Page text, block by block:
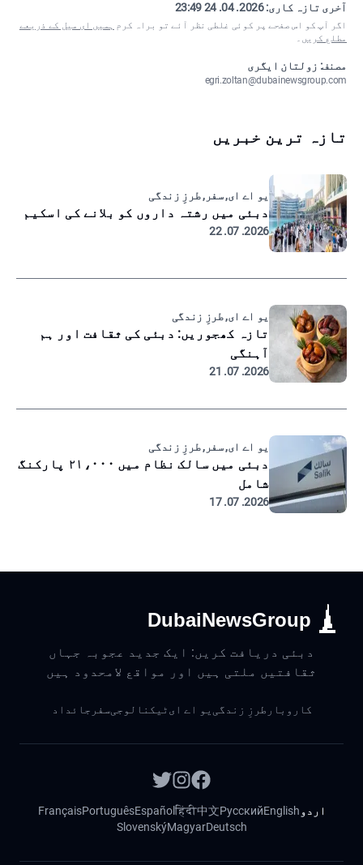
آخری تازہ کاری:2026. 04. 24 23:49
اگر آپ کو اس صفحے پر کوئی غلطی نظر آئے تو براہ کرم ہمیں ای میل کے ذریعے
مطلع کریں ۔
مصنف: زولتان ایگری
egri.zoltan@dubainewsgroup.com
تازہ ترین خبریں
یو اے ای, سفر, طرزِ زندگی
دبئی میں رشتہ داروں کو بلانے کی اسکیم
2026. 07. 22
یو اے ای, طرزِ زندگی
تازہ کھجوریں: دبئی کی ثقافت اور ہم
آہنگی
2026. 07. 21
یو اے ای, سفر, طرزِ زندگی
دبئی میں سالک نظام میں ۲۱،۰۰۰ پارکنگ
شامل
2026. 07. 17
DubaiNewsGroup
دبئی دریافت کریں: ایک جدید عجوبہ جہاں
ثقافتیں ملتی ہیں اور مواقع لامحدود ہیں
کاروبار طرزِ زندگی یو اے ایٹیکنالوجیسفر جائداد
اردو English
Русский
中文
हिंदी
Español
Português
Français
Deutsch
Magyar
Slovenský